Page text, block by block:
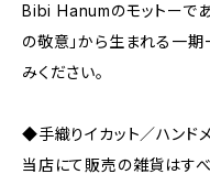
Bibi Hanumのモットーで
の敬意」から生まれる一
みください。
◆手織りイカット／ハンド
当店にて販売の雑貨はす